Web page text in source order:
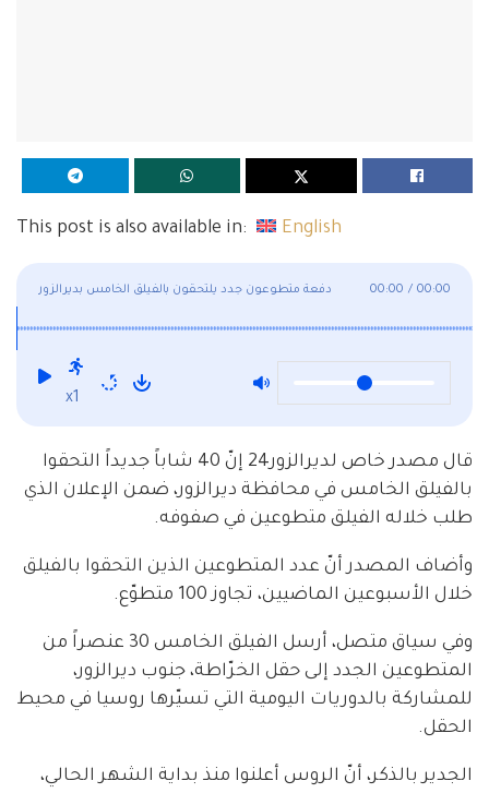
This post is also available in: English
دفعة متطوعون جدد يلتحقون بالفيلق الخامس بديرالزور 00:00 / 00:00
x1
قال مصدر خاص لديرالزور24 إنّ 40 شاباً جديداً التحقوا
بالفيلق الخامس في محافظة ديرالزور، ضمن الإعلان الذي
طلب خلاله الفيلق متطوعين في صفوفه.
وأضاف المصدر أنّ عدد المتطوعين الذين التحقوا بالفيلق
خلال الأسبوعين الماضيين، تجاوز 100 متطوّع.
وفي سياق متصل، أرسل الفيلق الخامس 30 عنصراً من
المتطوعين الجدد إلى حقل الخرّاطة، جنوب ديرالزور،
للمشاركة بالدوريات اليومية التي تسيّرها روسيا في محيط
الحقل.
الجدير بالذكر، أنّ الروس أعلنوا منذ بداية الشهر الحالي،